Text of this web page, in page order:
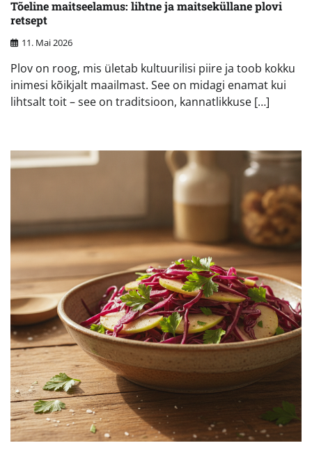
Tõeline maitseelamus: lihtne ja maitseküllane plovi
retsept
11. Mai 2026
Plov on roog, mis ületab kultuurilisi piire ja toob kokku
inimesi kõikjalt maailmast. See on midagi enamat kui
lihtsalt toit – see on traditsioon, kannatlikkuse […]